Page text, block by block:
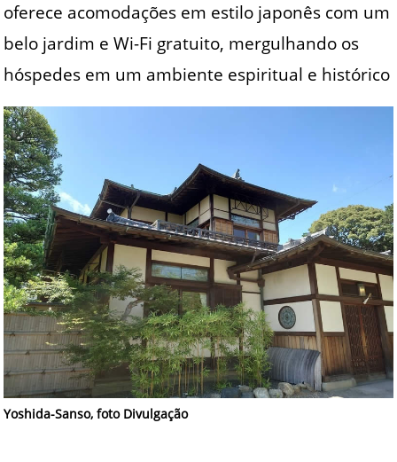
oferece acomodações em estilo japonês com um
belo jardim e Wi-Fi gratuito, mergulhando os
hóspedes em um ambiente espiritual e histórico
Yoshida-Sanso, foto Divulgação